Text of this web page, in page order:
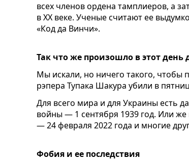
всех членов ордена тамплиеров, а
в XX веке. Ученые считают ее
«Код да Винчи».
Так что же произошло в этот день
Мы искали, но ничего такого, чтобы
рэпера Тупака Шакура убили в
Для всего мира и для Украины есть
войны — 1 сентября 1939 год. Или
— 24 февраля 2022 года и многие
Фобия и ее последствия